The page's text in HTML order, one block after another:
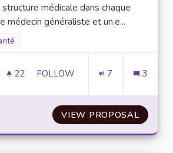
médicale dans chaque
médecin généraliste et un.e...
Numérique et Santé
22 22 FOLLOWERS
FOLLOW 7 3
VIEW PROPOSAL